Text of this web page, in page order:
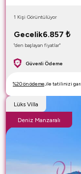
Güvenli Ödeme
Gecelik6.857 ₺
"den başlayan fiyatlar"
1 Kişi Görüntülüyor
%20 ön ödeme,ile tatilinizi
Lüks Villa
Deniz Manzaralı